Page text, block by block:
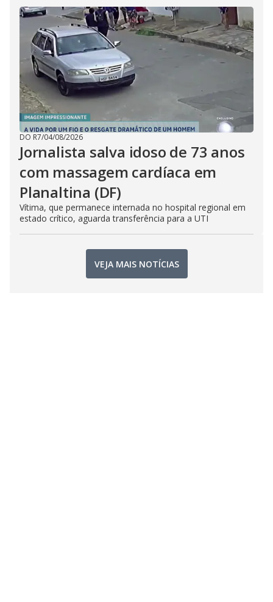
DO R7/04/08/2026
Jornalista salva idoso de 73 anos
com massagem cardíaca em
Planaltina (DF)
Vítima, que permanece internada no hospital regional em
estado crítico, aguarda transferência para a UTI
VEJA MAIS NOTÍCIAS